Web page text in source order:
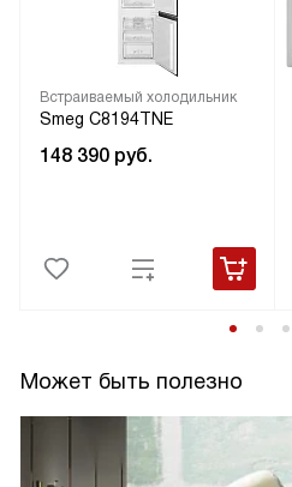
Встраиваемый холодильник
Smeg C8194TNE
148 390 руб.
Может быть полезно